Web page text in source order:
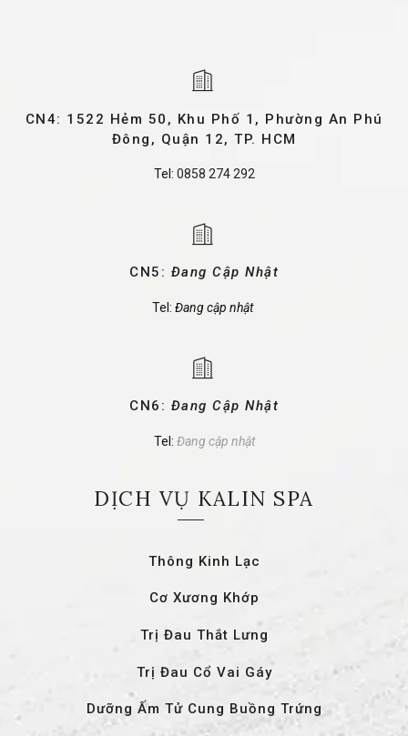
CN4: 1522 Hẻm 50, Khu Phố 1, Phường An Phú
Đông, Quận 12, TP. HCM
Tel: 0858 274 292
CN5: Đang Cập Nhật
Tel: Đang cập nhật
CN6: Đang Cập Nhật
Tel: Đang cập nhật
DỊCH VỤ KALIN SPA
Thông Kinh Lạc
Cơ Xương Khớp
Trị Đau Thắt Lưng
Trị Đau Cổ Vai Gáy
Dưỡng Ấm Tử Cung Buồng Trứng